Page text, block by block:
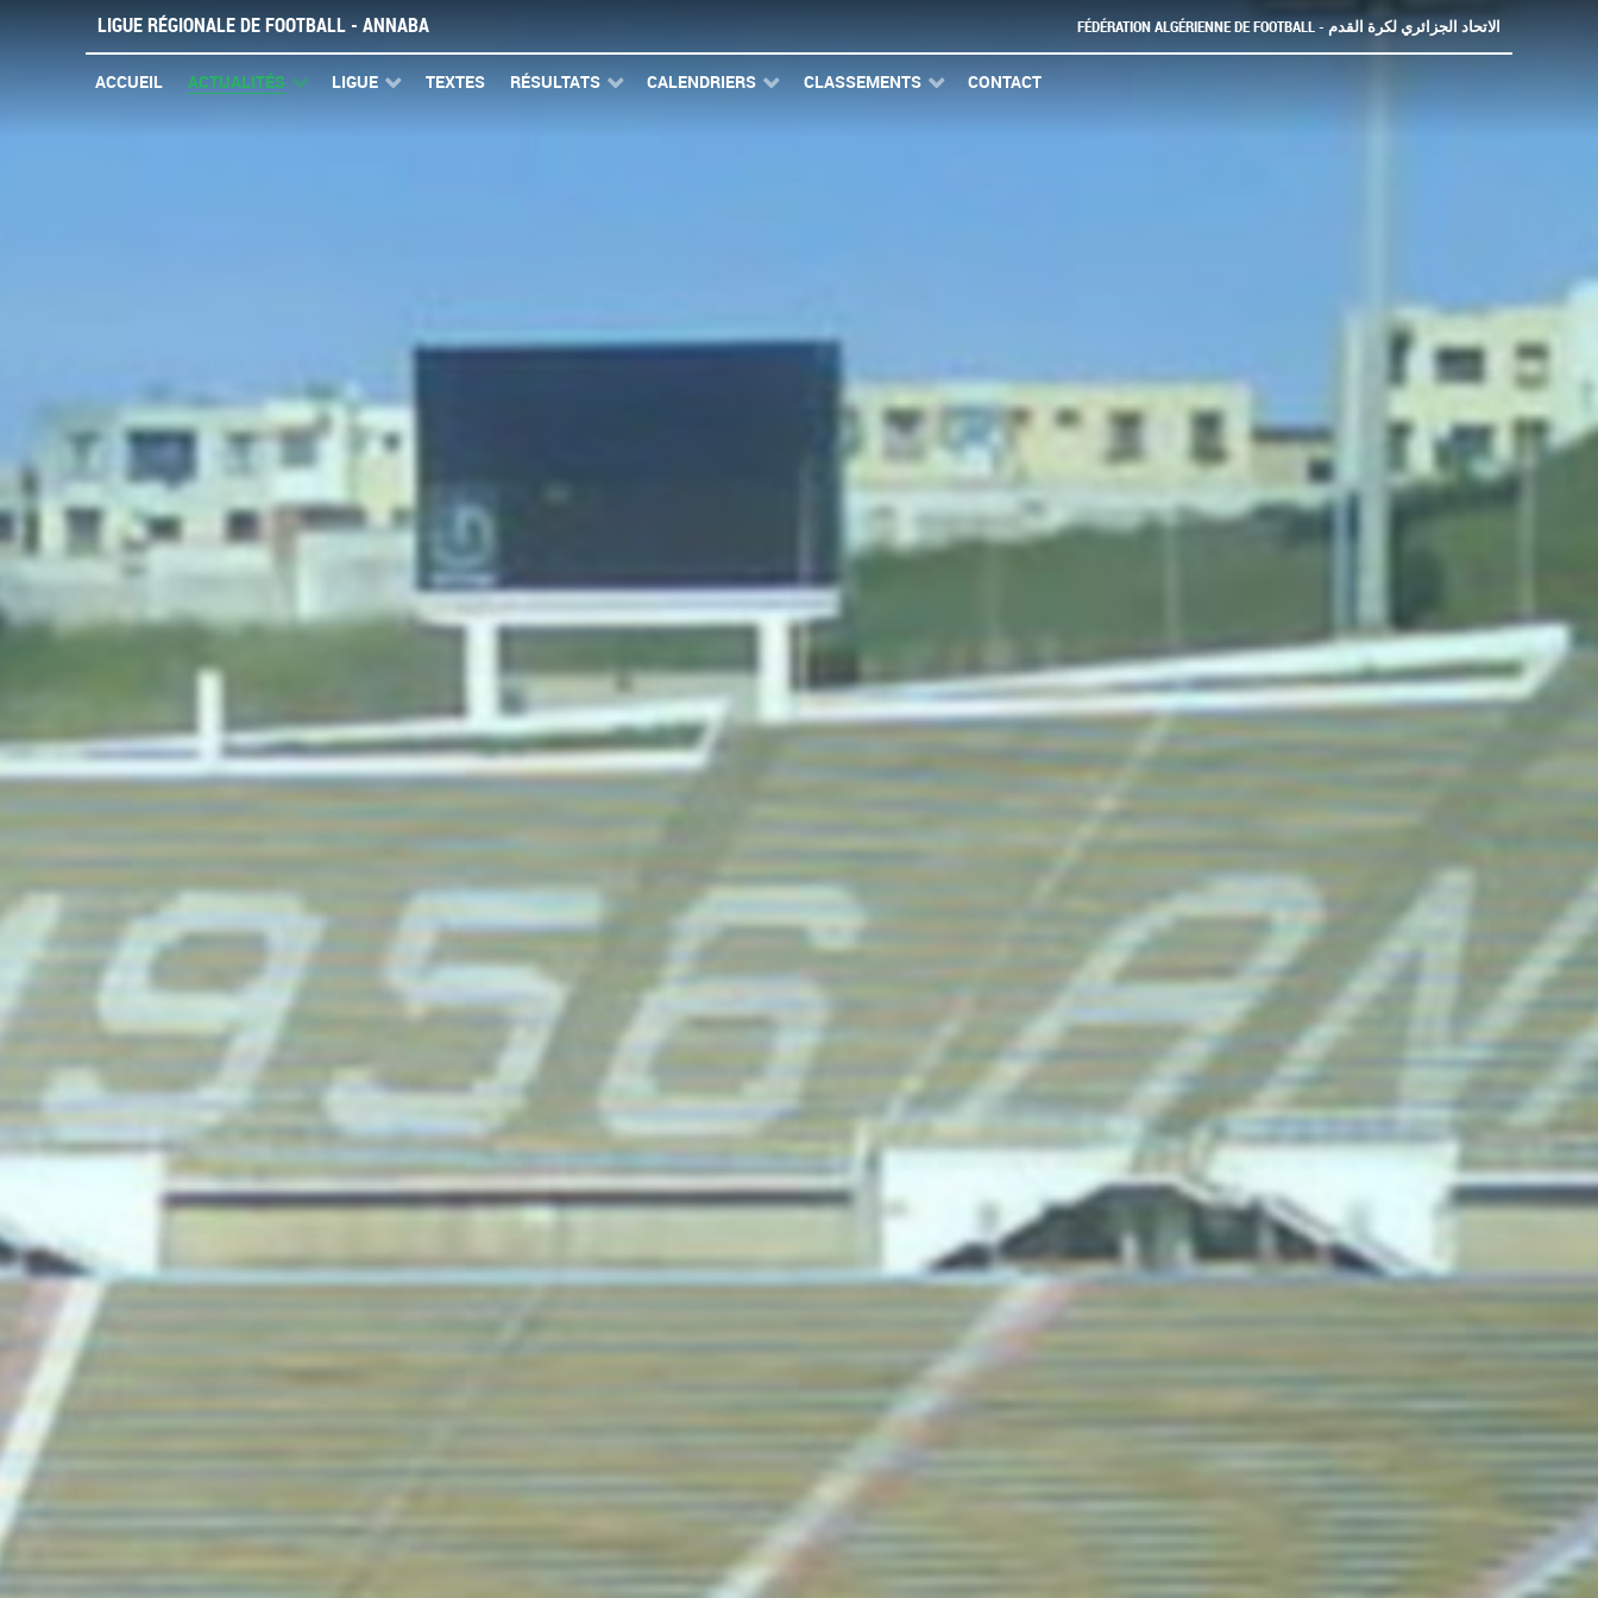
LIGUE RÉGIONALE DE FOOTBALL - ANNABA FÉDÉRATION ALGÉRIENNE DE FOOTBALL - الاتحاد الجزائري لكرة القدم
ACCUEIL ACTUALITÉS LIGUE TEXTES RÉSULTATS CALENDRIERS CLASSEMENTS CONTACT